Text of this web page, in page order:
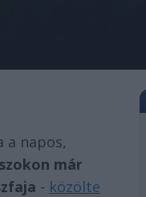
a napos,
már
- közölte